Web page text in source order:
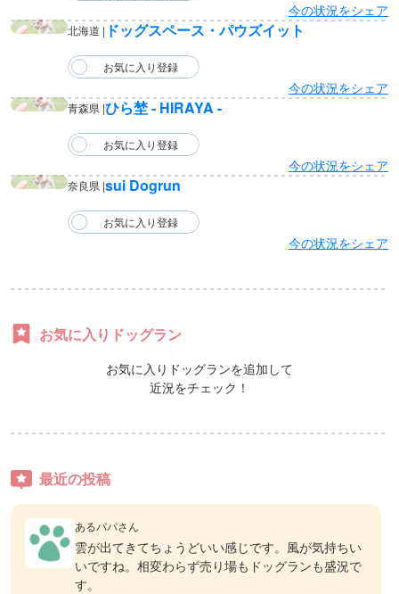
今の状況をシェア
北海道 | ドッグスペース・パウズイット
今の状況をシェア
青森県 |ひら埜 - HIRAYA -
今の状況をシェア
奈良県 |sui Dogrun
今の状況をシェア
お気に入りドッグラン
お気に入りドッグランを追加して
近況をチェック！
最近の投稿
あるパパさん
雲が出てきてちょうどいい感じです。風が気持ちい
いですね。相変わらず売り場もドッグランも盛況で
す。